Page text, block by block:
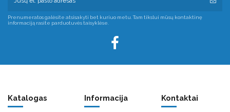
Prenumeratos galėsite atsisakyti bet kuriuo metu. Tam tikslui mūsų kontaktinę
informaciją rasite parduotuvės taisyklėse.
Katalogas Informacija Kontaktai